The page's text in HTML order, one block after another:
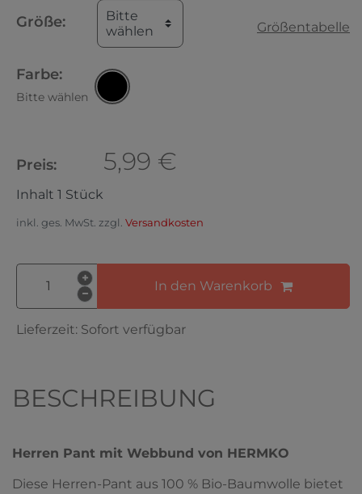
Größe:
Bitte
wählen
Größentabelle
Farbe:
Bitte wählen
Preis: 5,99 €
Inhalt 1 Stück
inkl. ges. MwSt. zzgl. Versandkosten
In den Warenkorb
Lieferzeit: Sofort verfügbar
BESCHREIBUNG
Herren Pant mit Webbund von HERMKO
Diese Herren-Pant aus 100 % Bio-Baumwolle bietet